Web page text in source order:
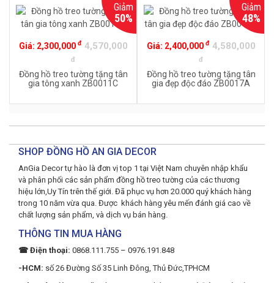
Giảm
50%
Giá: 2,300,000 đ 4,570,000
đ
Đồng hồ treo tường tặng tân
gia tông xanh ZB0011C
Giảm
48%
Giá: 2,400,000 đ 4,580,000
đ
Đồng hồ treo tường tặng tân
gia đẹp độc đáo ZB0017A
SHOP ĐỒNG HỒ AN GIA DECOR
AnGia Decor tự hào là đơn vị top 1 tại Việt Nam chuyên nhập khẩu
và phân phối các sản phẩm đồng hồ treo tường của các thương
hiệu lớn,Uy Tín trên thế giới. Đã phục vụ hơn 20.000 quý khách hàng
trong 10 năm vừa qua. Được khách hàng yêu mến đánh giá cao về
chất lượng sản phẩm, và dịch vụ bán hàng.
THÔNG TIN MUA HÀNG
☎ Điện thoại: 0868.111.755 – 0976.191.848
-HCM: số 26 Đường Số 35 Linh Đông, Thủ Đức,TPHCM